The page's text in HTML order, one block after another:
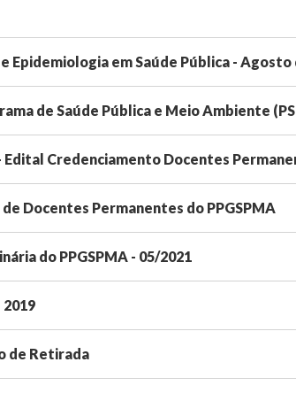
Epidemiologia em Saúde Pública - Agosto
de Saúde Pública e Meio Ambiente
Credenciamento Docentes
Docentes Permanentes do PPGSPMA
do PPGSPMA - 05/2021
de Retirada